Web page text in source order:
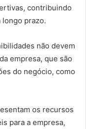
contribuindo
longo prazo.
não devem
empresa, que são
do negócio, como
os recursos
para a empresa,